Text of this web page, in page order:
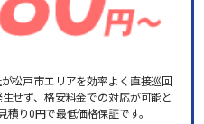
松戸市エリアを効率よく直接巡回
せず、格安料金での対応が可能と
り0円で最低価格保証です。